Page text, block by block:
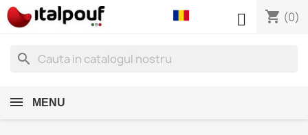
shopping_cart (0)

search
MENU